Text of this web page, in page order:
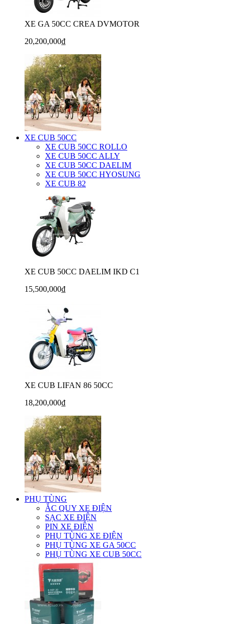
XE GA 50CC CREA DVMOTOR
20,200,000₫
XE CUB 50CC
XE CUB 50CC ROLLO
XE CUB 50CC ALLY
XE CUB 50CC DAELIM
XE CUB 50CC HYOSUNG
XE CUB 82
XE CUB 50CC DAELIM IKD C1
15,500,000₫
XE CUB LIFAN 86 50CC
18,200,000₫
PHỤ TÙNG
ẮC QUY XE ĐIỆN
SẠC XE ĐIỆN
PIN XE ĐIỆN
PHỤ TÙNG XE ĐIỆN
PHỤ TÙNG XE GA 50CC
PHỤ TÙNG XE CUB 50CC